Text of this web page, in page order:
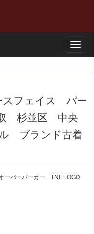
Toggle
スフェイス パー
杉並区 中央
ブランド古着
ーバーパーカー TNF LOGO